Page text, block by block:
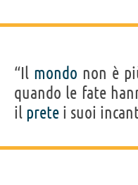
“Il mondo non è
quando le fate
il prete i suoi